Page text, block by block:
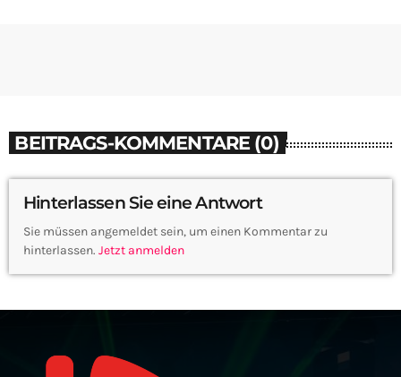
BEITRAGS-KOMMENTARE (0)
Hinterlassen Sie eine Antwort
Sie müssen angemeldet sein, um einen Kommentar zu
hinterlassen. Jetzt anmelden